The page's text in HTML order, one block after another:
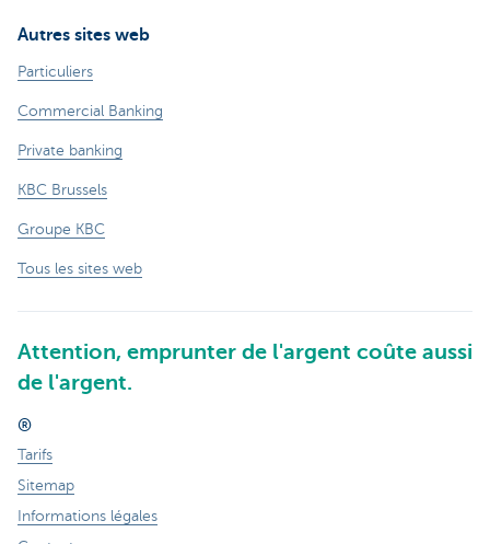
Autres sites web
Particuliers
Commercial Banking
Private banking
KBC Brussels
Groupe KBC
Tous les sites web
Attention, emprunter de l'argent coûte aussi
de l'argent.
®
Tarifs
Sitemap
Informations légales